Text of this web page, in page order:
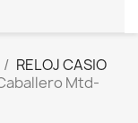
RELOJ CASIO
Mtd-